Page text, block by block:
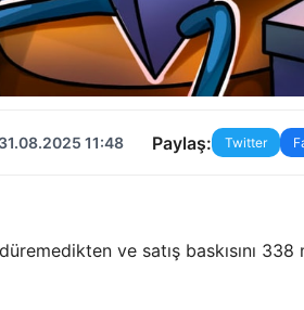
11:48 Paylaş: Twitter
ve satış baskısını